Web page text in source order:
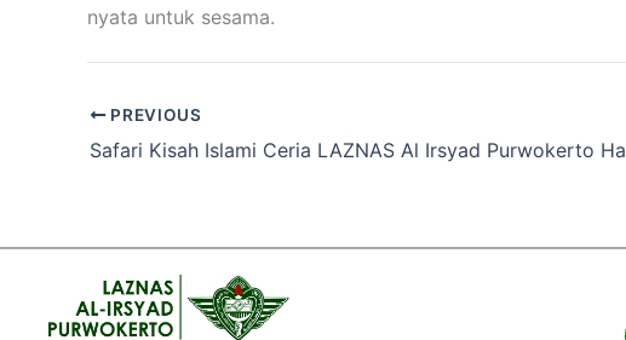
nyata untuk sesama.
PREVIOUS